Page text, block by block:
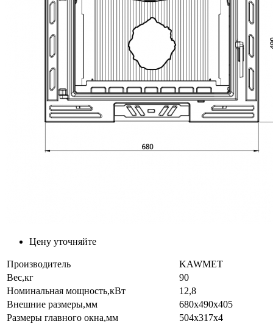
Цену уточняйте
Производитель
KAWMET
Вес,кг
90
Номинальная мощность,кВт
12,8
Внешние размеры,мм
680x490x405
Размеры главного окна,мм
504x317x4